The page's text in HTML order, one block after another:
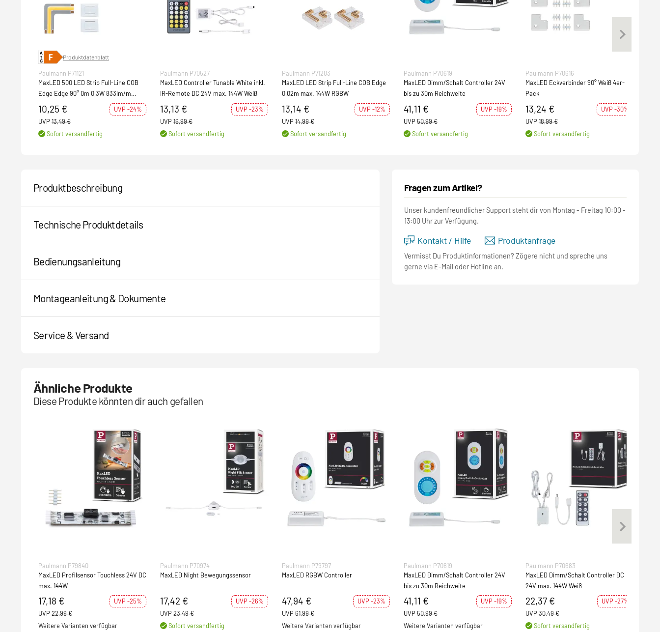
Produktdatenblatt
Paulmann P71121
MaxLED 500 LED Strip Full-Line COB
Edge Edge 90° 0m 0,3W 833lm/m
800LEDs/m 2700K
10,25 €
UVP -24%
UVP 13,49 €
Sofort versandfertig
Paulmann P70527
MaxLED Controller Tunable White inkl.
IR-Remote DC 24V max. 144W Weiß
13,13 €
UVP -23%
UVP 16,99 €
Sofort versandfertig
Paulmann P71203
MaxLED LED Strip Full-Line COB Edge
0,02m max. 144W RGBW
13,14 €
UVP -12%
UVP 14,99 €
Sofort versandfertig
Paulmann P70619
MaxLED Dimm/Schalt Controller 24V
bis zu 30m Reichweite
41,11 €
UVP -19%
UVP 50,99 €
Sofort versandfertig
Paulmann P70616
MaxLED Eckverbinder 90° Weiß 4er-
Pack
13,24 €
UVP -30%
UVP 18,99 €
Sofort versandfertig
Produktbeschreibung
Technische Produktdetails
Bedienungsanleitung
Montageanleitung & Dokumente
Service & Versand
Fragen zum Artikel?
Unser kundenfreundlicher Support steht dir von Montag - Freitag 10:00 -
13:00 Uhr zur Verfügung.
Kontakt / Hilfe Produktanfrage
Vermisst Du Produktinformationen? Zögere nicht und spreche uns
gerne via E-Mail oder Hotline an.
Ähnliche Produkte
Diese Produkte könnten dir auch gefallen
Paulmann P79840
MaxLED Profilsensor Touchless 24V DC
max. 144W
17,18 €
UVP -25%
UVP 22,99 €
Weitere Varianten verfügbar
Paulmann P70974
MaxLED Night Bewegungssensor
17,42 €
UVP -26%
UVP 23,49 €
Sofort versandfertig
Paulmann P79797
MaxLED RGBW Controller
47,94 €
UVP -23%
UVP 61,99 €
Weitere Varianten verfügbar
Paulmann P70619
MaxLED Dimm/Schalt Controller 24V
bis zu 30m Reichweite
41,11 €
UVP -19%
UVP 50,99 €
Weitere Varianten verfügbar
Paulmann P70683
MaxLED Dimm/Schalt Controller DC
24V max. 144W Weiß
22,37 €
UVP -27%
UVP 30,49 €
Sofort versandfertig